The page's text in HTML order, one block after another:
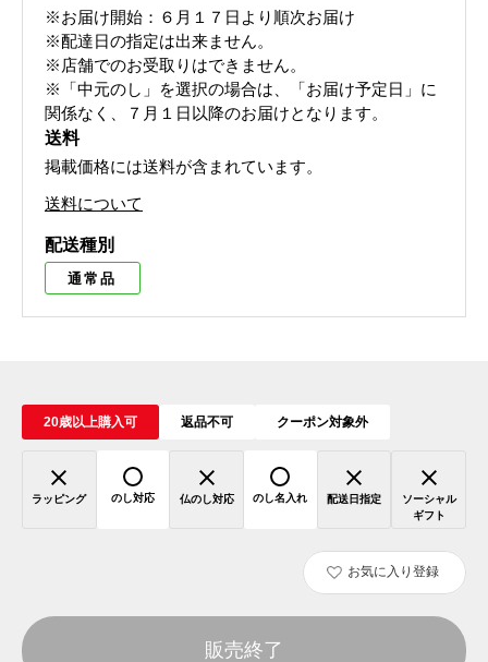
※お届け開始：６月１７日より順次お届け
※配達日の指定は出来ません。
※店舗でのお受取りはできません。
※「中元のし」を選択の場合は、「お届け予定日」に
関係なく、７月１日以降のお届けとなります。
送料
掲載価格には送料が含まれています。
送料について
配送種別
通常品
20歳以上購入可 返品不可 クーポン対象外
ラッピング のし対応 仏のし対応 のし名入れ 配送日指定
ソーシャル
ギフト
お気に入り登録
販売終了